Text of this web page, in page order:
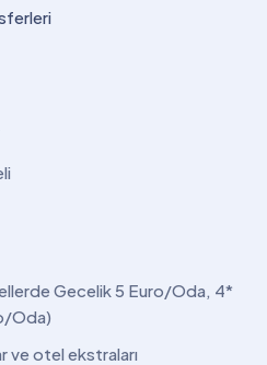
Gecelik 5 Euro/Oda, 4*
Oda)
ve otel ekstraları